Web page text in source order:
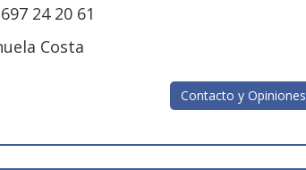
24 20 61
Costa
Contacto y Opiniones